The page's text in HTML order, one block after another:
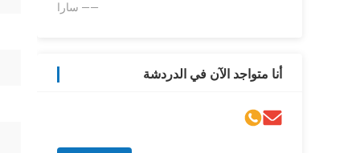
—— سارا
أنا متواجد الآن في الدردشة